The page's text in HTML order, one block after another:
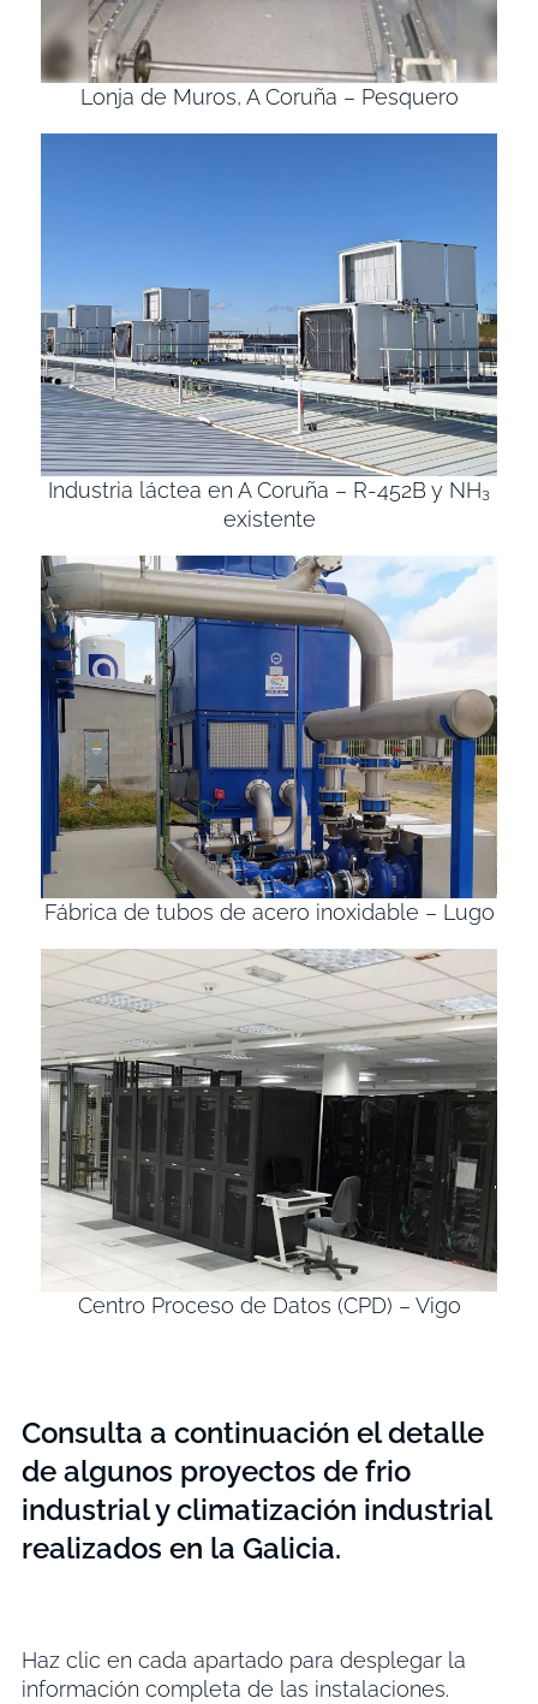
Lonja de Muros, A Coruña – Pesquero
Industria láctea en A Coruña – R-452B y NH₃
existente
Fábrica de tubos de acero inoxidable – Lugo
Centro Proceso de Datos (CPD) – Vigo
Consulta a continuación el detalle
de algunos proyectos de frio
industrial y climatización industrial
realizados en la Galicia.
Haz clic en cada apartado para desplegar la
información completa de las instalaciones.